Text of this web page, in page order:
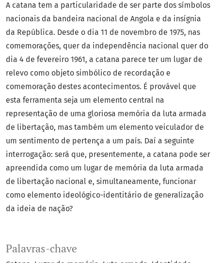
Palavras-chave
A catana tem a particularidade de ser parte dos símbolos
nacionais da bandeira nacional de Angola e da insígnia
da República. Desde o dia 11 de novembro de 1975, nas
comemorações, quer da independência nacional quer do
dia 4 de fevereiro 1961, a catana parece ter um lugar de
relevo como objeto simbólico de recordação e
comemoração destes acontecimentos. É provável que
esta ferramenta seja um elemento central na
representação de uma gloriosa memória da luta armada
de libertação, mas também um elemento veiculador de
um sentimento de pertença a um país. Daí a seguinte
interrogação: será que, presentemente, a catana pode ser
apreendida como um lugar de memória da luta armada
de libertação nacional e, simultaneamente, funcionar
como elemento ideológico-identitário de generalização
da ideia de nação?